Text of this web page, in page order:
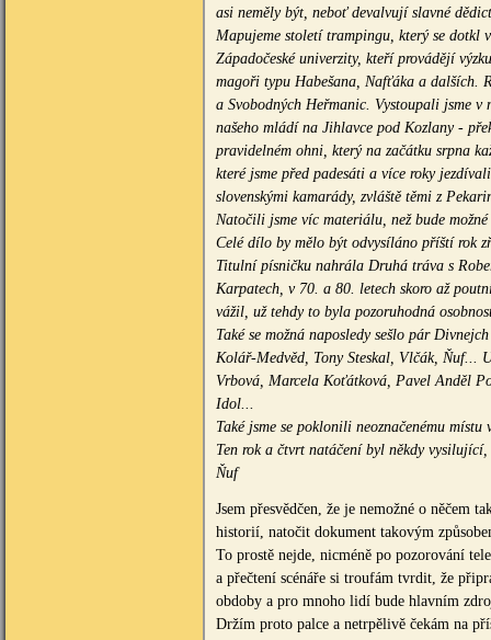
asi neměly být, neboť devalvují slavné
Mapujeme století trampingu, který se dotkl
Západočeské univerzity, kteří provádějí
magoři typu Habešana, Nafťáka a dalších.
a Svobodných Heřmanic. Vystoupali jsme
našeho mládí na Jihlavce pod Kozlany -
pravidelném ohni, který na začátku srpna
které jsme před padesáti a více roky
slovenskými kamarády, zvláště těmi z
Natočili jsme víc materiálu, než bude
Celé dílo by mělo být odvysíláno příští rok
Titulní písničku nahrála Druhá tráva s
Karpatech, v 70. a 80. letech skoro až
vážil, už tehdy to byla pozoruhodná
Také se možná naposledy sešlo pár
Kolář-Medvěd, Tony Steskal, Vlčák, Ňuf...
Vrbová, Marcela Koťátková, Pavel Anděl
Idol...
Také jsme se poklonili neoznačenému
Ten rok a čtvrt natáčení byl někdy
Ňuf
Jsem přesvědčen, že je nemožné o něčem
historií, natočit dokument takovým
To prostě nejde, nicméně po pozorování
a přečtení scénáře si troufám tvrdit, že
obdoby a pro mnoho lidí bude hlavním
Držím proto palce a netrpělivě čekám na